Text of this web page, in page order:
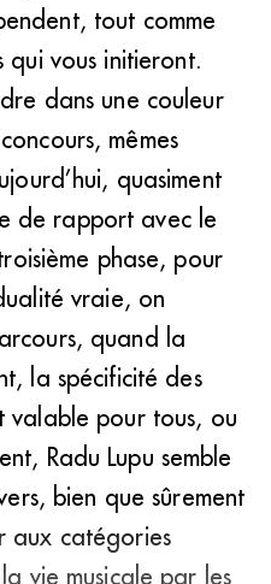
tout comme
qui vous initieront.
dans une couleur
mêmes
quasiment
de rapport avec le
phase, pour
vraie, on
quand la
la spécificité des
valable pour tous, ou
Radu Lupu semble
bien que sûrement
aux catégories
vie musicale par les